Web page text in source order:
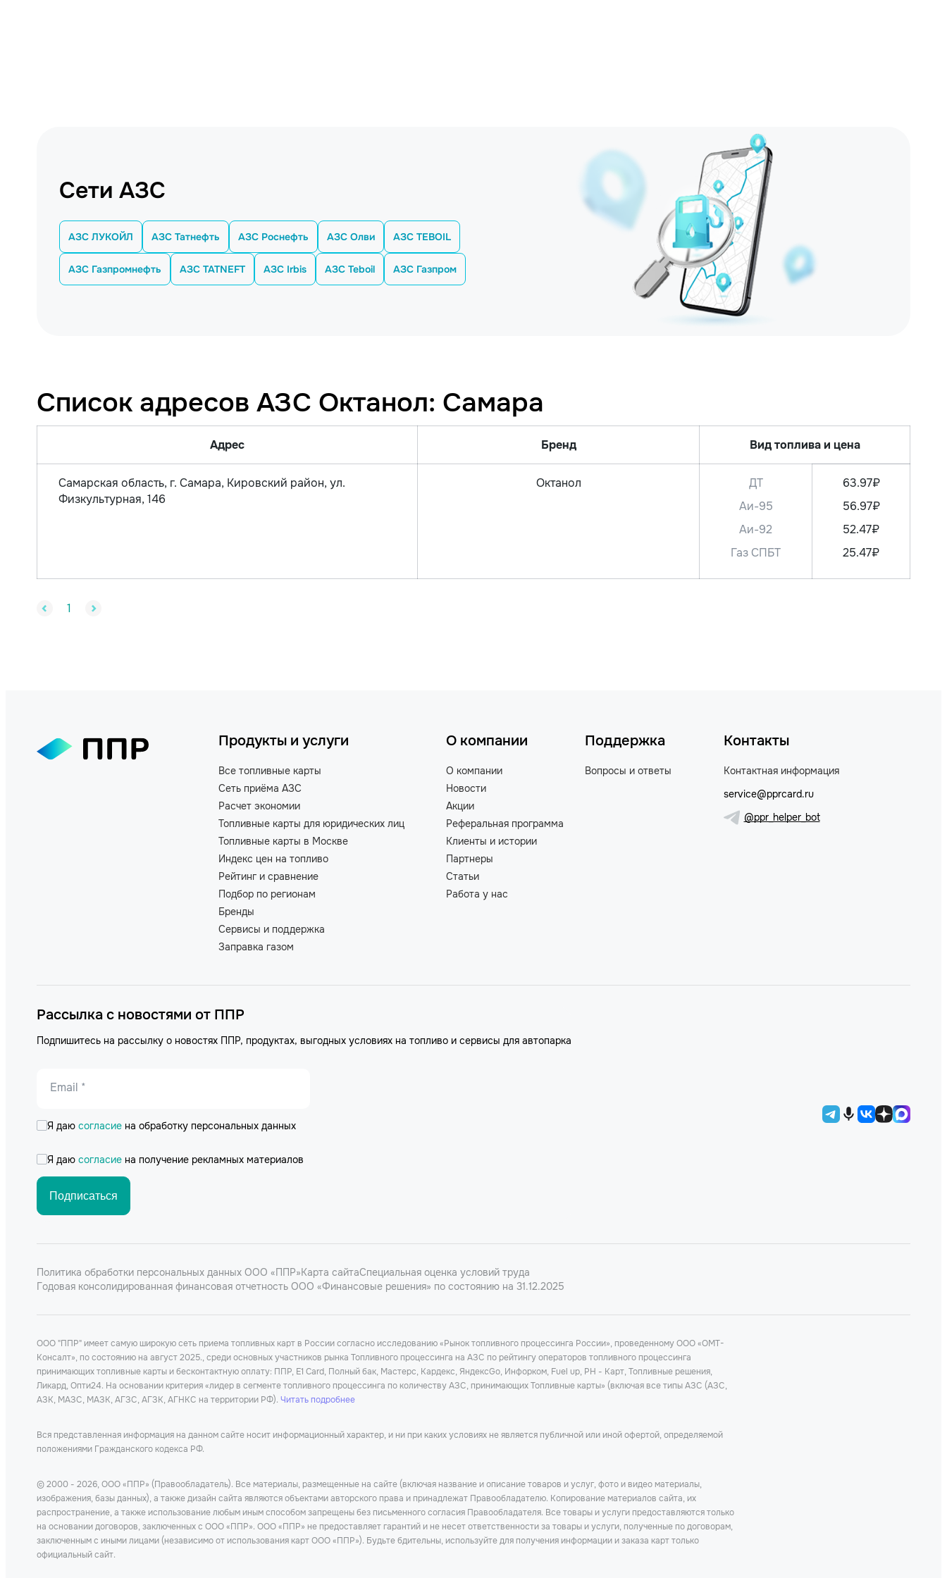
Сети АЗС
АЗС ЛУКОЙЛ АЗС Татнефть АЗС Роснефть АЗС Олви АЗС TEBOIL
АЗС Газпромнефть АЗС TATNEFT АЗС Irbis АЗС Teboil АЗС Газпром
Список адресов АЗС Октанол: Самара
Адрес Бренд Вид топлива и цена
Самарская область, г. Самара, Кировский район, ул.
Физкультурная, 146
Октанол
ДТ
Аи-95
Аи-92
Газ СПБТ
63.97₽
56.97₽
52.47₽
25.47₽
1
Продукты и услуги
Все топливные карты
Сеть приёма АЗС
Расчет экономии
Топливные карты для юридических лиц
Топливные карты в Москве
Индекс цен на топливо
Рейтинг и сравнение
Подбор по регионам
Бренды
Сервисы и поддержка
Заправка газом
О компании
О компании
Новости
Акции
Реферальная программа
Клиенты и истории
Партнеры
Статьи
Работа у нас
Поддержка
Вопросы и ответы
Контакты
Контактная информация
service@pprcard.ru
@ppr_helper_bot
Рассылка с новостями от ППР
Подпишитесь на рассылку о новостях ППР, продуктах, выгодных условиях на топливо и сервисы для автопарка
Email *
Я даю согласие на обработку персональных данных
Я даю согласие на получение рекламных материалов
Подписаться
Политика обработки персональных данных ООО «ППР»Карта сайтаСпециальная оценка условий труда
Годовая консолидированная финансовая отчетность ООО «Финансовые решения» по состоянию на 31.12.2025
ООО "ППР" имеет самую широкую сеть приема топливных карт в России согласно исследованию «Рынок топливного процессинга России», проведенному ООО «ОМТ-
Консалт», по состоянию на август 2025., среди основных участников рынка Топливного процессинга на АЗС по рейтингу операторов топливного процессинга
принимающих топливные карты и бесконтактную оплату: ППР, Е1 Card, Полный бак, Мастерс, Кардекс, ЯндексGo, Инфорком, Fuel up, РН - Карт, Топливные решения,
Ликард, Опти24. На основании критерия «лидер в сегменте топливного процессинга по количеству АЗС, принимающих Топливные карты» (включая все типы АЗС (АЗС,
АЗК, МАЗС, МАЗК, АГЗС, АГЗК, АГНКС на территории РФ). Читать подробнее
Вся представленная информация на данном сайте носит информационный характер, и ни при каких условиях не является публичной или иной офертой, определяемой
положениями Гражданского кодекса РФ.
© 2000 - 2026, ООО «ППР» (Правообладатель). Все материалы, размещенные на сайте (включая название и описание товаров и услуг, фото и видео материалы,
изображения, базы данных), а также дизайн сайта являются объектами авторского права и принадлежат Правообладателю. Копирование материалов сайта, их
распространение, а также использование любым иным способом запрещены без письменного согласия Правообладателя. Все товары и услуги предоставляются только
на основании договоров, заключенных с ООО «ППР». ООО «ППР» не предоставляет гарантий и не несет ответственности за товары и услуги, полученные по договорам,
заключенным с иными лицами (независимо от использования карт ООО «ППР»). Будьте бдительны, используйте для получения информации и заказа карт только
официальный сайт.